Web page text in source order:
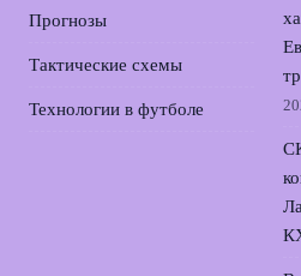
Прогнозы
Тактические схемы
Технологии в футболе